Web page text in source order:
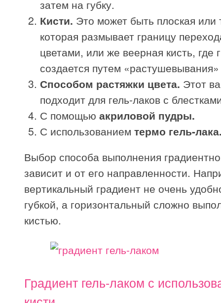
затем на губку.
Кисти. Это может быть плоская или
которая размывает границу
цветами, или же веерная кисть, где
создается путем
Способом растяжки цвета. Этот
подходит для гель-лаков с
С помощью акриловой пудры.
С использованием термо гель-
Выбор способа выполнения
зависит и от его направленности.
вертикальный градиент не очень
губкой, а горизонтальный сложно
кистью.
Градиент гель-лаком с